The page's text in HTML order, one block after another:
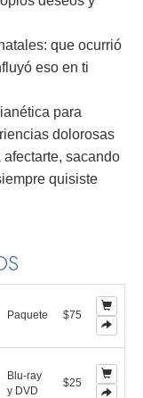
que ocurrió
eso en ti
para
dolorosas
sacando
quisiste
Paquete $75
Blu-ray
y DVD
$25